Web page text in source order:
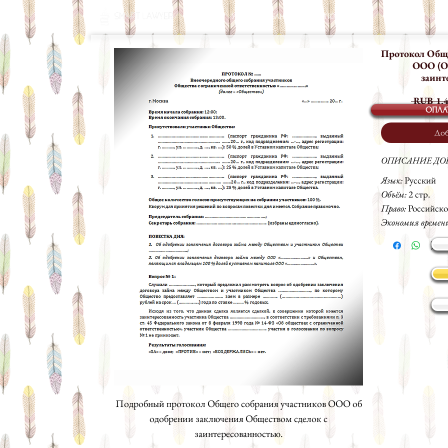
УСЛУГИ БАНК ДОКУМЕНТОВ КОМАНДА
Подробный протокол Общего собрания участников ООО об
одобрении заключения Обществом сделок с
заинтересованностью.
Протокол
ООО
RUB
ОПИСАНИЕ
Язык:Русский
Объём:2 стр.
Право:
Экономия